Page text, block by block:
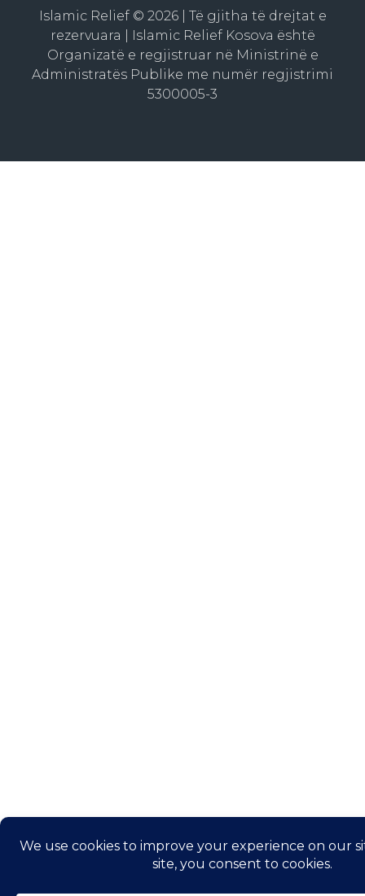
Islamic Relief © 2026 | Të gjitha të drejtat e
rezervuara | Islamic Relief Kosova është
Organizatë e regjistruar në Ministrinë e
Administratës Publike me numër regjistrimi
5300005-3